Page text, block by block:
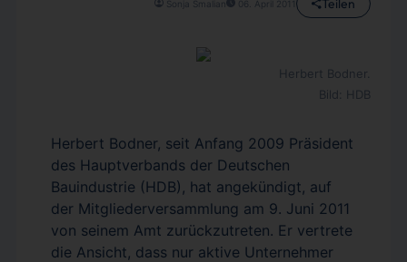
Sonja Smalian 06. April 2011 Teilen
Herbert Bodner.
Bild: HDB
Herbert Bodner, seit Anfang 2009 Präsident
des Hauptverbands der Deutschen
Bauindustrie (HDB), hat angekündigt, auf
der Mitgliederversammlung am 9. Juni 2011
von seinem Amt zurückzutreten. Er vertrete
die Ansicht, dass nur aktive Unternehmer